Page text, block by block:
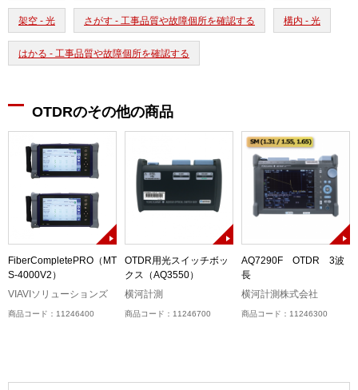
架空 - 光 さがす - 工事品質や故障個所を確認する 構内 - 光
はかる - 工事品質や故障個所を確認する
OTDRのその他の商品
FiberCompletePRO（MT
S-4000V2）
VIAVIソリューションズ
商品コード：11246400
OTDR用光スイッチボッ
クス（AQ3550）
横河計測
商品コード：11246700
AQ7290F OTDR 3波
長
横河計測株式会社
商品コード：11246300